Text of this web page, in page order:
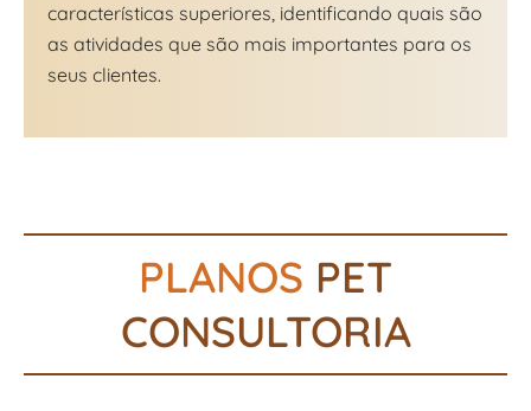
características superiores, identificando quais são
as atividades que são mais importantes para os
seus clientes.
PLANOS PET
CONSULTORIA